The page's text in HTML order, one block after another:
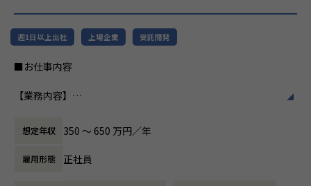
週1日以上出社 上場企業 受託開発
■お仕事内容
【業務内容】
整備
・設備の故障対応・トラブルシューティング・修理
・消耗部品の交換・在庫管理
・設備改善・稼働率向上に向けた改善提案
想定年収 350 〜 650 万円／年
雇用形態 正社員